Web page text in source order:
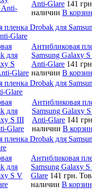
Anti-Glare 141
наличии В
пленка Drobak для
Glare
Антибликовая
Samsung Galaxy
Anti-Glare 141
наличии В
пленка Drobak для
Glare
Антибликовая
Samsung Galaxy
Anti-Glare 141
наличии В
пленка Drobak для
Антибликовая
Samsung Galaxy
Glare 141 грн.
наличии В